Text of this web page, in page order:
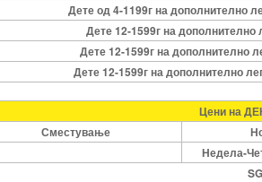
Дете од 4-1199г на дополнително
Дете 12-1599г на дополнително
Дете 12-1599г на дополнително
Дете 12-1599г на дополнително
Цени на
Сместување
Недела-